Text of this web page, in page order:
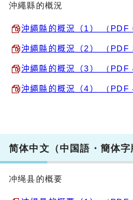
沖繩縣的概況
沖繩縣的概況（1） （PDF
沖繩縣的概況（2） （PDF
沖繩縣的概況（3） （PDF
沖繩縣的概況（4） （PDF
简体中文（中国語・簡体字
冲绳县的概要